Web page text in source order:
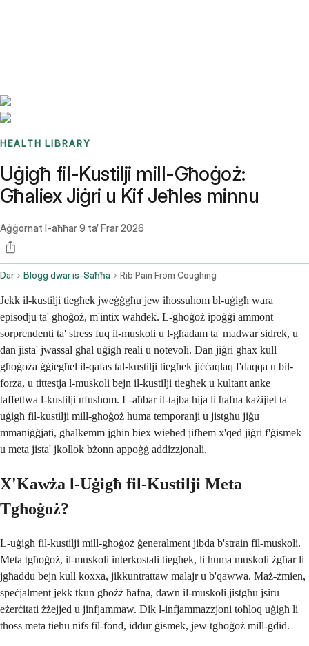
HEALTH LIBRARY
Uġigħ fil-Kustilji mill-Għoġoż:
Għaliex Jiġri u Kif Jeħles minnu
Aġġornat l-aħħar9 ta’ Frar 2026
Dar Blogg dwar is-Saħħa Rib Pain From Coughing
Jekk il-kustilji tiegħek jweġġgħu jew iħossuhom bl-uġigħ wara
episodju ta' għoġoż, m'intix waħdek. L-għoġoż ipoġġi ammont
sorprendenti ta' stress fuq il-muskoli u l-għadam ta' madwar sidrek, u
dan jista' jwassal għal uġigħ reali u notevoli. Dan jiġri għax kull
għoġoża ġġiegħel il-qafas tal-kustilji tiegħek jiċċaqlaq f'daqqa u bil-
forza, u tittestja l-muskoli bejn il-kustilji tiegħek u kultant anke
taffettwa l-kustilji nfushom. L-aħbar it-tajba hija li ħafna każijiet ta'
uġigħ fil-kustilji mill-għoġoż huma temporanji u jistgħu jiġu
mmaniġġjati, għalkemm jgħin biex wieħed jifhem x'qed jiġri f'ġismek
u meta jista' jkollok bżonn appoġġ addizzjonali.
X'Kawża l-Uġigħ fil-Kustilji Meta
Tgħoġoż?
L-uġigħ fil-kustilji mill-għoġoż ġeneralment jibda b'strain fil-muskoli.
Meta tgħoġoż, il-muskoli interkostali tiegħek, li huma muskoli żgħar li
jgħaddu bejn kull koxxa, jikkuntrattaw malajr u b'qawwa. Maż-żmien,
speċjalment jekk tkun għożż ħafna, dawn il-muskoli jistgħu jsiru
eżerċitati żżejjed u jinfjammaw. Dik l-infjammazzjoni toħloq uġigħ li
tħoss meta tieħu nifs fil-fond, iddur ġismek, jew tgħoġoż mill-ġdid.